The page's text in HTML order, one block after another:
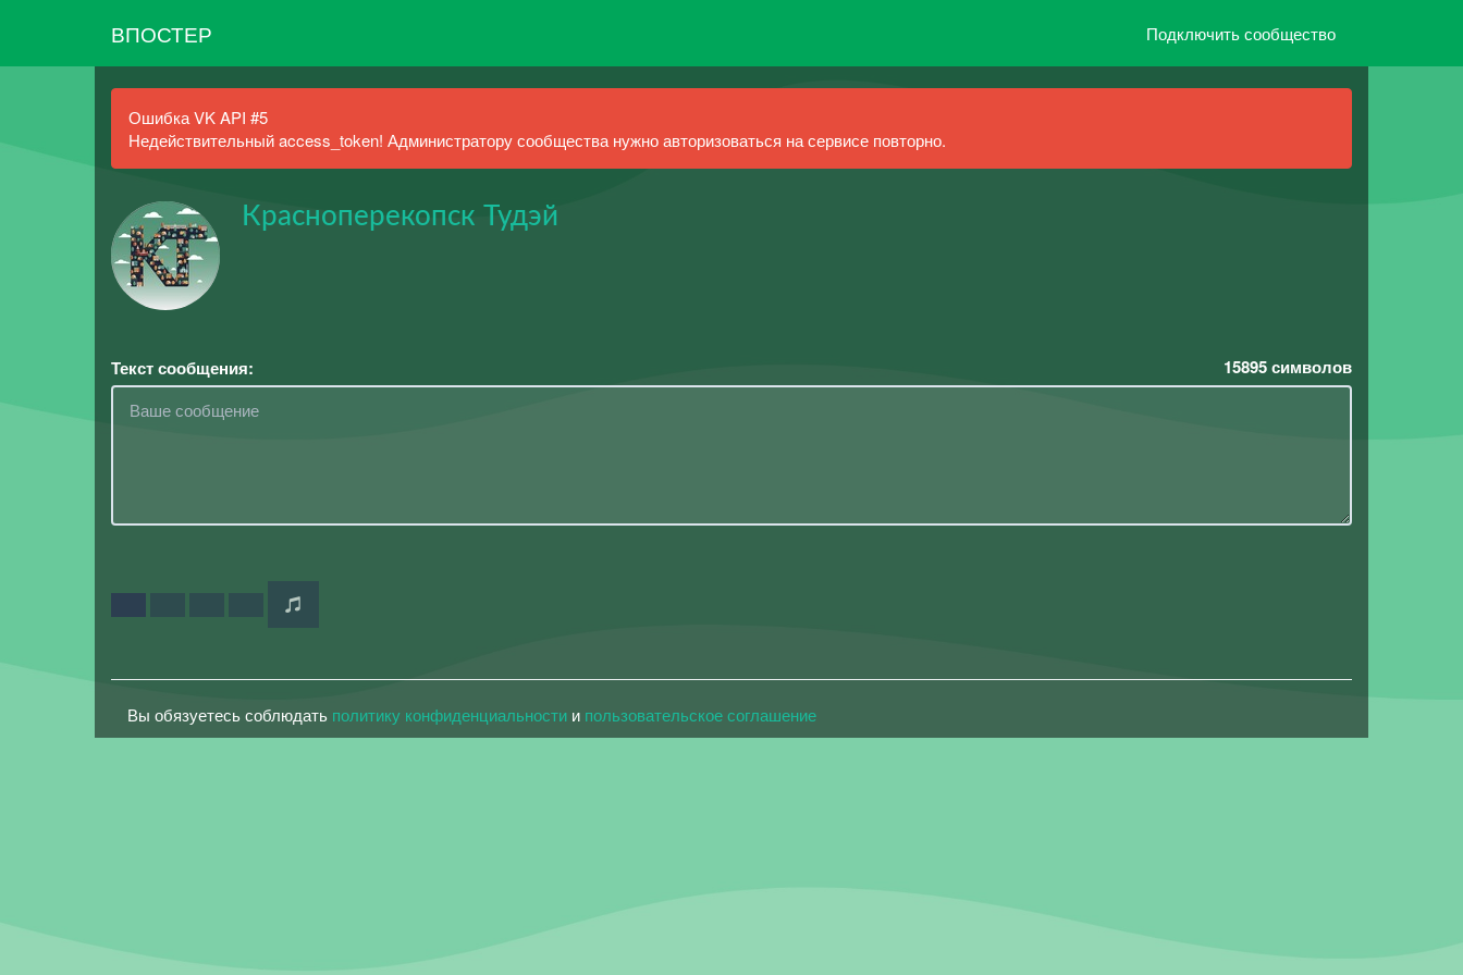
ВПОСТЕР Подключить сообщество
Ошибка VK API #5
Недействительный access_token! Администратору сообщества нужно авторизоваться на сервисе повторно.
Красноперекопск Тудэй
Текст сообщения: 15895символов
Вы обязуетесь соблюдать политику конфиденциальности и пользовательское соглашение